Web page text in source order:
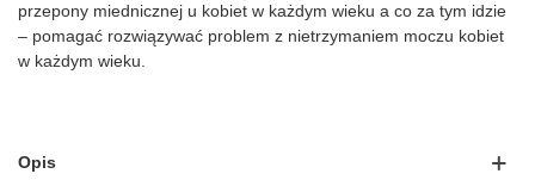
przepony miednicznej u kobiet w każdym wieku a co za tym idzie
– pomagać rozwiązywać problem z nietrzymaniem moczu kobiet
w każdym wieku.
Opis